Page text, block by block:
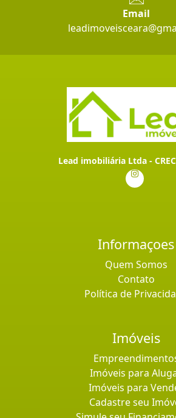
Email
Lead imobiliária Ltda -
Informaçoes
Quem Somos
Contato
Política de
Imóveis
Imóveis para
Imóveis para
Cadastre seu